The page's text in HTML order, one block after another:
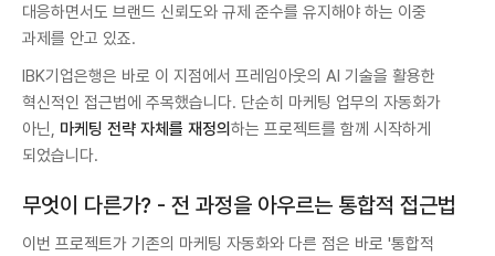
대응하면서도 브랜드 신뢰도와 규제 준수를 유지해야 하는 이중
과제를 안고 있죠.
IBK기업은행은 바로 이 지점에서 프레임아웃의 AI 기술을 활용한
혁신적인 접근법에 주목했습니다. 단순히 마케팅 업무의 자동화가
아닌, 마케팅 전략 자체를 재정의 하는 프로젝트를 함께 시작하게
되었습니다.
무엇이 다른가? - 전 과정을 아우르는 통합적 접근법
이번 프로젝트가 기존의 마케팅 자동화와 다른 점은 바로 '통합적